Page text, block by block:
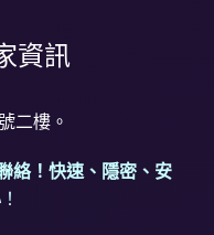
資訊
二樓。
絡！快速、隱密、安
！